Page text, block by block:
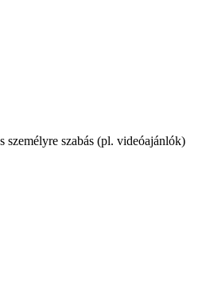
személyre szabás (pl. videóajánlók)